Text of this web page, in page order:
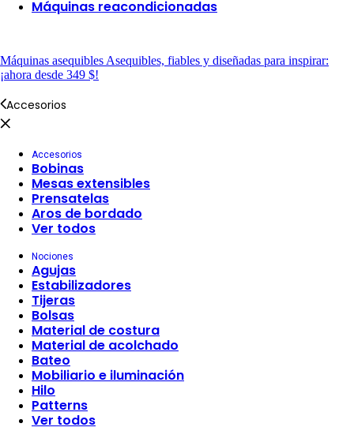
Máquinas reacondicionadas
Máquinas asequibles Asequibles, fiables y diseñadas para inspirar:
¡ahora desde 349 $!
Accesorios
Accesorios
Bobinas
Mesas extensibles
Prensatelas
Aros de bordado
Ver todos
Nociones
Agujas
Estabilizadores
Tijeras
Bolsas
Material de costura
Material de acolchado
Bateo
Mobiliario e iluminación
Hilo
Patterns
Ver todos